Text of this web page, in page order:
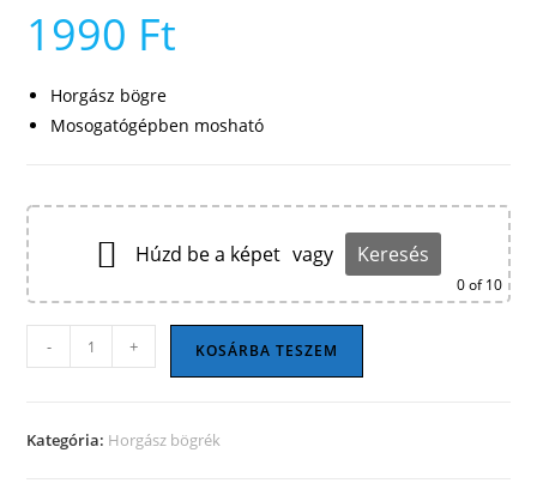
1990 Ft
Horgász bögre
Mosogatógépben mosható
Húzd be a képet vagy Keresés
0of 10
Horgász
bögre
mennyiség
- + KOSÁRBA TESZEM
Kategória: Horgász bögrék